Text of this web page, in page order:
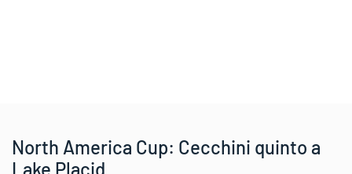
North America Cup: Cecchini quinto a
Lake Placid